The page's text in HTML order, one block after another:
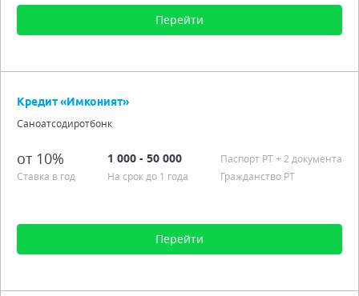
Перейти
Процентная ставка от 10,00%
Гражданство РТ
возрастное ограничение - граждане от 18 до 65 лет
Подробно
Кредит «Имконият»
Саноатсодиротбонк
от 10%
Ставка в год
1 000 - 50 000
На срок до 1 года
Паспорт РT+ 2 документа
Гражданство РТ
Перейти